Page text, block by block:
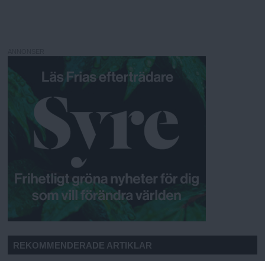
REKOMMENDERADE ARTIKLAR